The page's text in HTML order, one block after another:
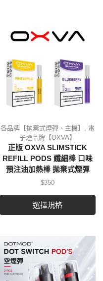
各品牌【拋棄式煙彈、主機】
電
子煙品牌【OXVA】
正版 OXVA SLIMSTICK
REFILL PODS 纖細棒 口味
預注油加熱棒 拋棄式煙彈
$350
選擇規格